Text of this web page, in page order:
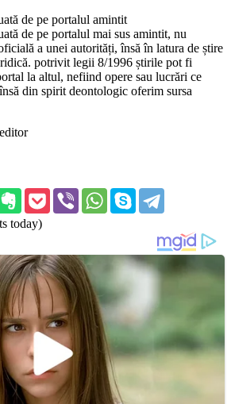
de pe portalul amintit
de pe portalul mai sus amintit, nu
a unei autorități, însă în latura de știre
potrivit legii 8/1996 știrile pot fi
la altul, nefiind opere sau lucrări ce
din spirit deontologic oferim sursa
today)